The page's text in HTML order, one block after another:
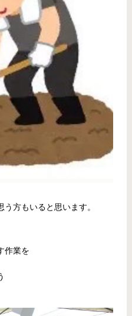
方もいると思います。
作業を